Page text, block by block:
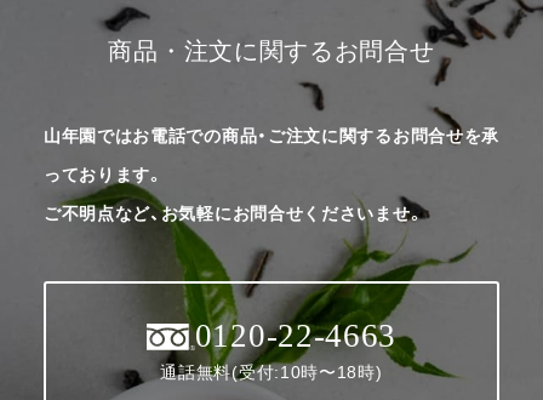
商品・注文に関するお問合せ
山年園ではお電話での商品・ご注文に関するお問合せを承
っております。
ご不明点など、お気軽にお問合せくださいませ。
0120-22-4663
通話無料(受付:10時〜18時)